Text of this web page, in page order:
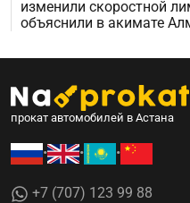
изменили скоростной
объяснили в акимате
прокат автомобилей в Астана
• • •
+7 (707) 123 99 88